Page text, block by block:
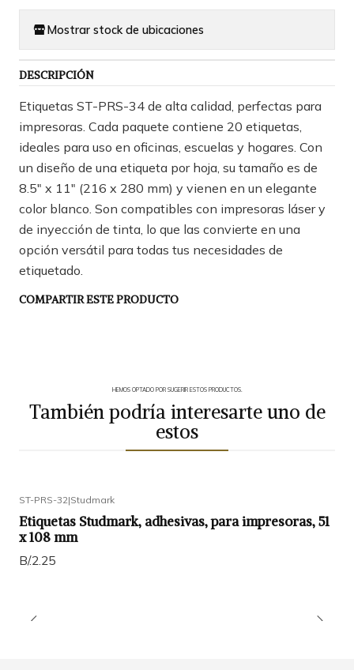
Mostrar stock de ubicaciones
DESCRIPCIÓN
Etiquetas ST-PRS-34 de alta calidad, perfectas para
impresoras. Cada paquete contiene 20 etiquetas,
ideales para uso en oficinas, escuelas y hogares. Con
un diseño de una etiqueta por hoja, su tamaño es de
8.5" x 11" (216 x 280 mm) y vienen en un elegante
color blanco. Son compatibles con impresoras láser y
de inyección de tinta, lo que las convierte en una
opción versátil para todas tus necesidades de
etiquetado.
COMPARTIR ESTE PRODUCTO
HEMOS OPTADO POR SUGERIR ESTOS PRODUCTOS.
También podría interesarte uno de
estos
ST-PRS-32|Studmark
Etiquetas Studmark, adhesivas, para impresoras, 51
x 108 mm
B/.2.25